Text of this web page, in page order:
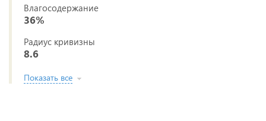
Влагосодержание
36%
Радиус кривизны
8.6
Показать все